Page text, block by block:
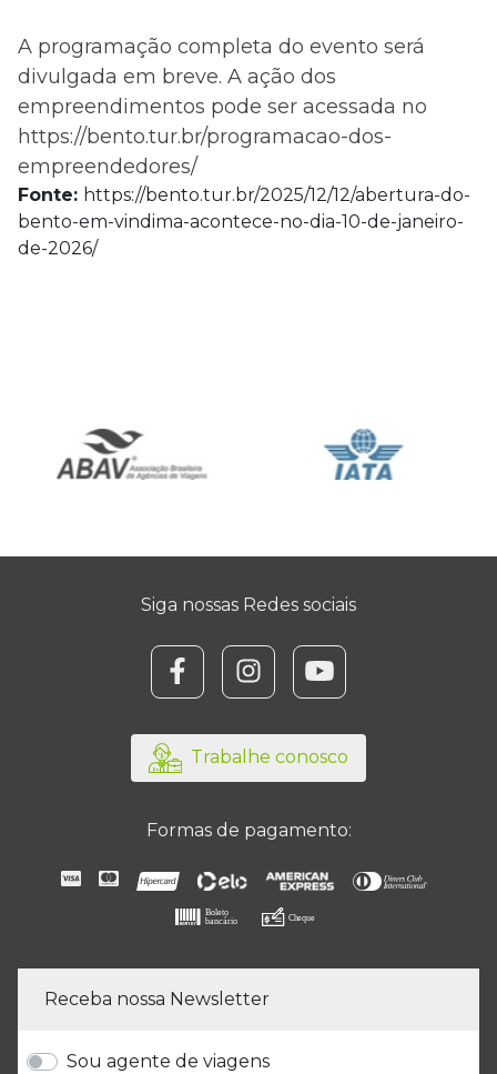
A programação completa do evento será
divulgada em breve. A ação dos
empreendimentos pode ser acessada no
https://bento.tur.br/programacao-dos-
empreendedores/
Fonte: https://bento.tur.br/2025/12/12/abertura-do-
bento-em-vindima-acontece-no-dia-10-de-janeiro-
de-2026/
Siga nossas Redes sociais
@focooperadora/
/focooperadora/
/channel/
Trabalhe conosco
Formas de pagamento:
Receba nossa Newsletter
Sou agente de viagens